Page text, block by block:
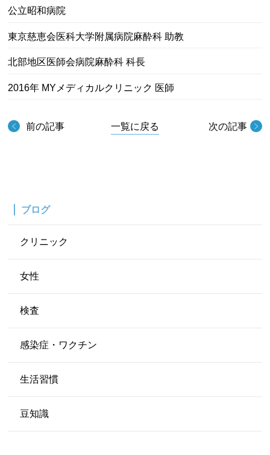
公立昭和病院
東京慈恵会医科大学附属病院麻酔科 助教
北部地区医師会病院麻酔科 科長
2016年 MYメディカルクリニック 医師
前の記事 一覧に戻る 次の記事
ブログ
クリニック
女性
検査
感染症・ワクチン
生活習慣
豆知識